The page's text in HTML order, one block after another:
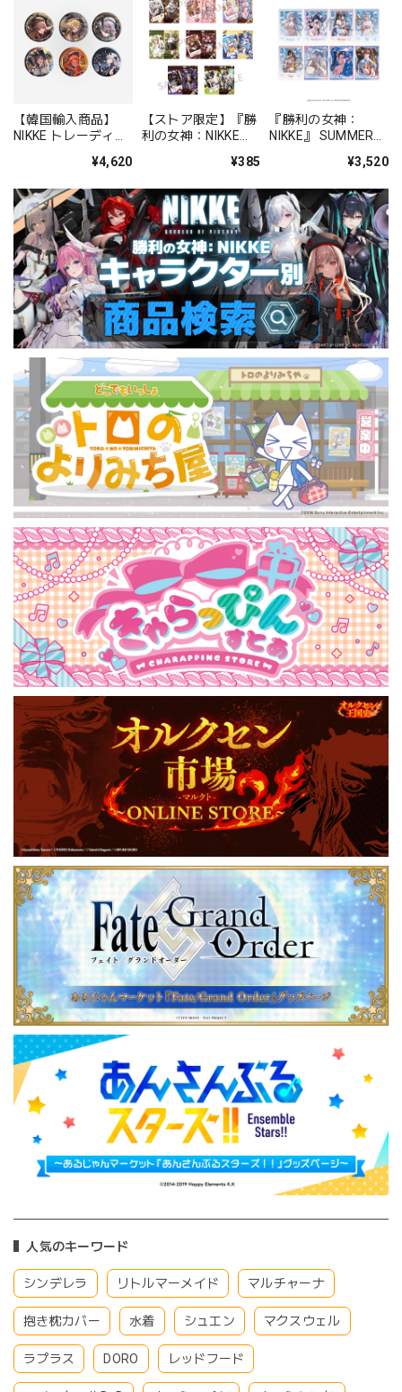
人気のキーワード
シンデレラ リトルマーメイド マルチャーナ
抱き枕カバー 水着 シュエン マクスウェル
ラプラス DORO レッドフード
【韓国輸入商品】
NIKKE トレーディン
COUNTERS BOX 全
¥4,620
【ストア限定】『勝
利の女神：NIKKE』
FAIR)
¥385
『勝利の女神：
NIKKE』 SUMMER
¥3,520